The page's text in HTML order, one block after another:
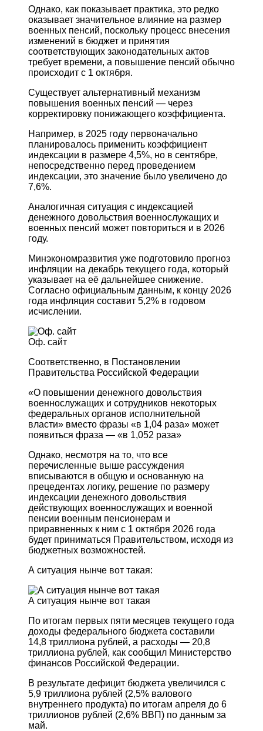
Однако, как показывает практика, это редко
оказывает значительное влияние на размер
военных пенсий, поскольку процесс внесения
изменений в бюджет и принятия
соответствующих законодательных актов
требует времени, а повышение пенсий обычно
происходит с 1 октября.
Существует альтернативный механизм
повышения военных пенсий — через
корректировку понижающего коэффициента.
Например, в 2025 году первоначально
планировалось применить коэффициент
индексации в размере 4,5%, но в сентябре,
непосредственно перед проведением
индексации, это значение было увеличено до
7,6%.
Аналогичная ситуация с индексацией
денежного довольствия военнослужащих и
военных пенсий может повториться и в 2026
году.
Минэкономразвития уже подготовило прогноз
инфляции на декабрь текущего года, который
указывает на её дальнейшее снижение.
Согласно официальным данным, к концу 2026
года инфляция составит 5,2% в годовом
исчислении.
Оф. сайт
Соответственно, в Постановлении
Правительства Российской Федерации
«О повышении денежного довольствия
военнослужащих и сотрудников некоторых
федеральных органов исполнительной
власти» вместо фразы «в 1,04 раза» может
появиться фраза — «в 1,052 раза»
Однако, несмотря на то, что все
перечисленные выше рассуждения
вписываются в общую и основанную на
прецедентах логику, решение по размеру
индексации денежного довольствия
действующих военнослужащих и военной
пенсии военным пенсионерам и
приравненных к ним с 1 октября 2026 года
будет приниматься Правительством, исходя из
бюджетных возможностей.
А ситуация нынче вот такая:
А ситуация нынче вот такая
По итогам первых пяти месяцев текущего года
доходы федерального бюджета составили
14,8 триллиона рублей, а расходы — 20,8
триллиона рублей, как сообщил Министерство
финансов Российской Федерации.
В результате дефицит бюджета увеличился с
5,9 триллиона рублей (2,5% валового
внутреннего продукта) по итогам апреля до 6
триллионов рублей (2,6% ВВП) по данным за
май.